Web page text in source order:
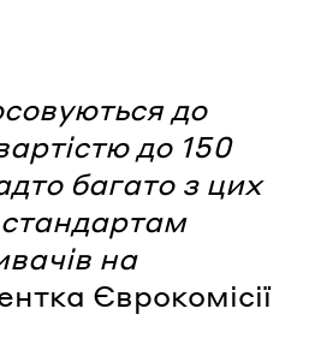
до
до 150
багато з цих
стандартам
на
Єврокомісії